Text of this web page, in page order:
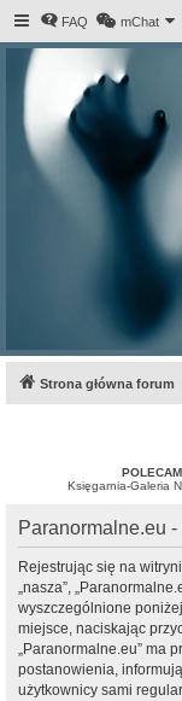
FAQ mChat
Strona główna forum
Księgarnia-Galeria
Paranormalne.eu
Rejestrując się na
„nasza”,
wyszczególnione
miejsce, naciskając
„Paranormalne.eu” ma
postanowienia,
użytkownicy sami